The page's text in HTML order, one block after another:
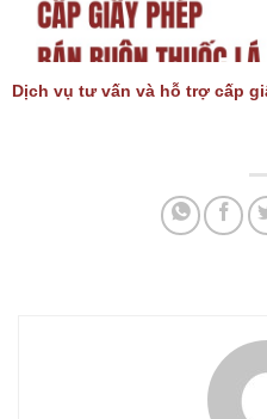
Dịch vụ tư vấn và hỗ trợ cấp